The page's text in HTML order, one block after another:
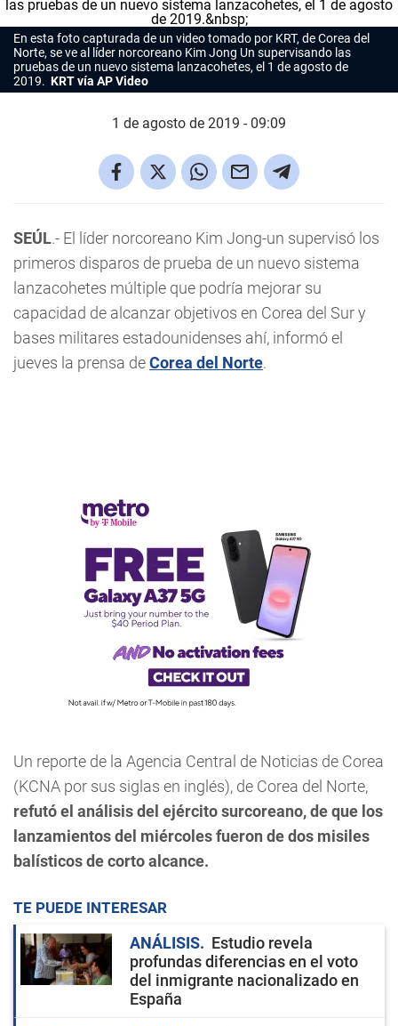
En esta foto capturada de un video tomado por KRT, de Corea del
Norte, se ve al líder norcoreano Kim Jong Un supervisando las
pruebas de un nuevo sistema lanzacohetes, el 1 de agosto de
2019. KRT vía AP Video
1 de agosto de 2019 - 09:09
SEÚL.- El líder norcoreano Kim Jong-un supervisó los
primeros disparos de prueba de un nuevo sistema
lanzacohetes múltiple que podría mejorar su
capacidad de alcanzar objetivos en Corea del Sur y
bases militares estadounidenses ahí, informó el
jueves la prensa deCorea del Norte.
Un reporte de la Agencia Central de Noticias de Corea
(KCNA por sus siglas en inglés), de Corea del Norte,
refutó el análisis del ejército surcoreano, de que los
lanzamientos del miércoles fueron de dos misiles
balísticos de corto alcance.
TE PUEDE INTERESAR
ANÁLISIS
Estudio revela
profundas diferencias en el voto
del inmigrante nacionalizado en
España